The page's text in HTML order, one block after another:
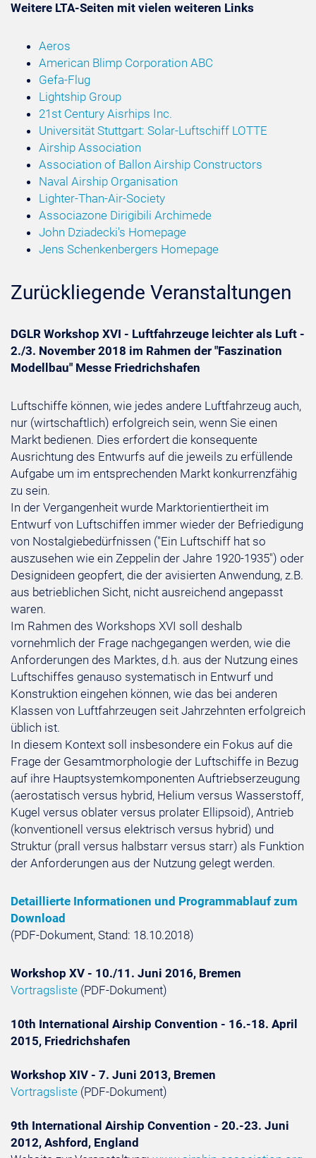
Weitere LTA-Seiten mit vielen weiteren Links
Aeros
American Blimp Corporation ABC
Gefa-Flug
Lightship Group
21st Century Aisrhips Inc.
Universität Stuttgart: Solar-Luftschiff LOTTE
Airship Association
Association of Ballon Airship Constructors
Naval Airship Organisation
Lighter-Than-Air-Society
Associazone Dirigibili Archimede
John Dziadecki's Homepage
Jens Schenkenbergers Homepage
Zurückliegende Veranstaltungen
DGLR Workshop XVI - Luftfahrzeuge leichter als Luft -
2./3. November 2018 im Rahmen der "Faszination
Modellbau" Messe Friedrichshafen
Luftschiffe können, wie jedes andere Luftfahrzeug auch,
nur (wirtschaftlich) erfolgreich sein, wenn Sie einen
Markt bedienen. Dies erfordert die konsequente
Ausrichtung des Entwurfs auf die jeweils zu erfüllende
Aufgabe um im entsprechenden Markt konkurrenzfähig
zu sein.
In der Vergangenheit wurde Marktorientiertheit im
Entwurf von Luftschiffen immer wieder der Befriedigung
von Nostalgiebedürfnissen ("Ein Luftschiff hat so
auszusehen wie ein Zeppelin der Jahre 1920-1935") oder
Designideen geopfert, die der avisierten Anwendung, z.B.
aus betrieblichen Sicht, nicht ausreichend angepasst
waren.
Im Rahmen des Workshops XVI soll deshalb
vornehmlich der Frage nachgegangen werden, wie die
Anforderungen des Marktes, d.h. aus der Nutzung eines
Luftschiffes genauso systematisch in Entwurf und
Konstruktion eingehen können, wie das bei anderen
Klassen von Luftfahrzeugen seit Jahrzehnten erfolgreich
üblich ist.
In diesem Kontext soll insbesondere ein Fokus auf die
Frage der Gesamtmorphologie der Luftschiffe in Bezug
auf ihre Hauptsystemkomponenten Auftriebserzeugung
(aerostatisch versus hybrid, Helium versus Wasserstoff,
Kugel versus oblater versus prolater Ellipsoid), Antrieb
(konventionell versus elektrisch versus hybrid) und
Struktur (prall versus halbstarr versus starr) als Funktion
der Anforderungen aus der Nutzung gelegt werden.
Detaillierte Informationen und Programmablauf zum
Download
(PDF-Dokument, Stand: 18.10.2018)
Workshop XV - 10./11. Juni 2016, Bremen
Vortragsliste (PDF-Dokument)
10th International Airship Convention - 16.-18. April
2015, Friedrichshafen
Workshop XIV - 7. Juni 2013, Bremen
Vortragsliste (PDF-Dokument)
9th International Airship Convention - 20.-23. Juni
2012, Ashford, England